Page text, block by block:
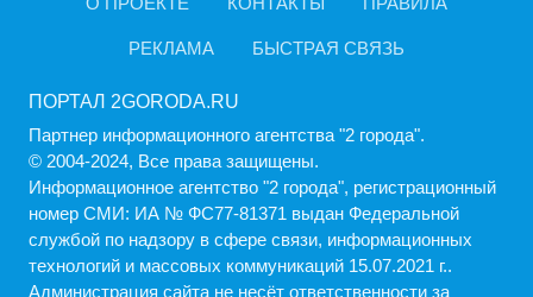
РЕКЛАМА БЫСТРАЯ СВЯЗЬ
ПОРТАЛ 2GORODA.RU
Партнер информационного агентства "2 города".
© 2004-2024, Все права защищены.
Информационное агентство "2 города", регистрационный
номер СМИ: ИА № ФС77-81371 выдан Федеральной
службой по надзору в сфере связи, информационных
технологий и массовых коммуникаций 15.07.2021 г..
Администрация cайта не несёт ответственности за